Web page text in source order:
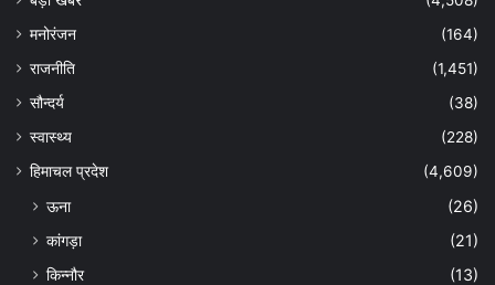
मनोरंजन
(164)
राजनीति
(1,451)
सौन्दर्य
(38)
स्वास्थ्य
(228)
हिमाचल प्रदेश
(4,609)
ऊना
(26)
कांगड़ा
(21)
किन्नौर
(13)